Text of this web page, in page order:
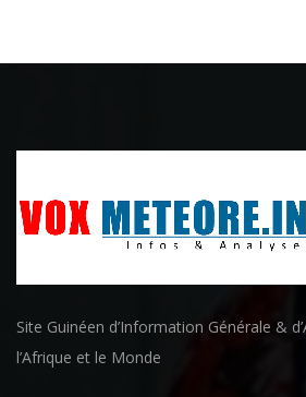
Site Guinéen d’Information Générale &
l’Afrique et le Monde